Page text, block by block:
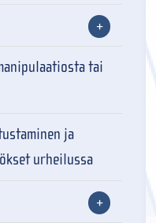
tai
ja
urheilussa